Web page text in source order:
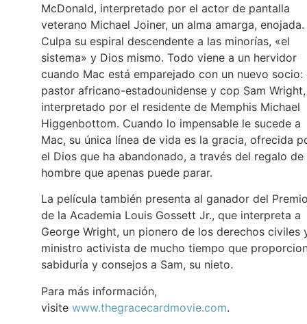
McDonald, interpretado por el actor de pantalla
veterano Michael Joiner, un alma amarga, enojada.
Culpa su espiral descendente a las minorías, «el
sistema» y Dios mismo. Todo viene a un hervidor
cuando Mac está emparejado con un nuevo socio:
pastor africano-estadounidense y cop Sam Wright,
interpretado por el residente de Memphis Michael
Higgenbottom. Cuando lo impensable le sucede a
Mac, su única línea de vida es la gracia, ofrecida
el Dios que ha abandonado, a través del regalo de
hombre que apenas puede parar.
La película también presenta al ganador del
de la Academia Louis Gossett Jr., que interpreta a
George Wright, un pionero de los derechos civiles
ministro activista de mucho tiempo que
sabiduría y consejos a Sam, su nieto.
Para más información,
visite www.thegracecardmovie.com.